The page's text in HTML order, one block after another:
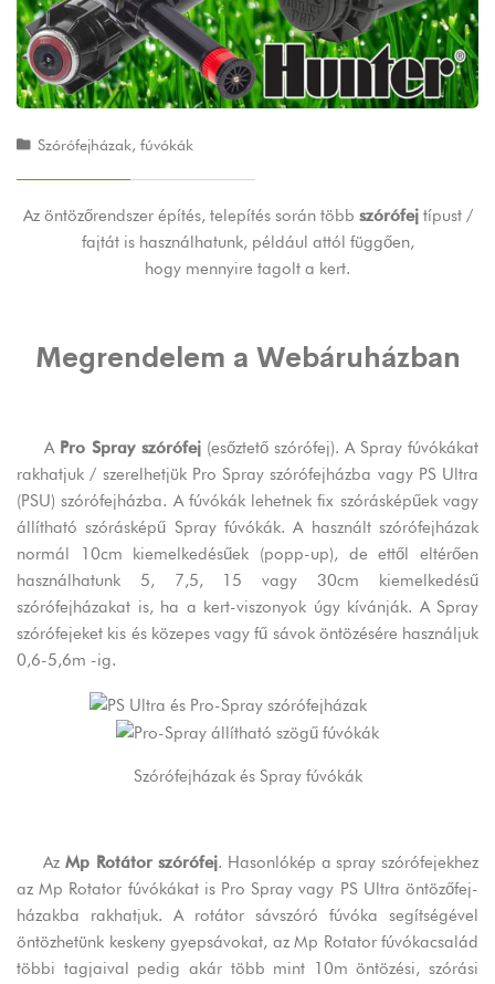
Szórófejházak, fúvókák
Az öntözőrendszer építés, telepítés során több szórófejtípust /
fajtát is használhatunk, például attól függően,
hogy mennyire tagolt a kert.
Megrendelem a Webáruházban
A Pro Spray szórófej (esőztető szórófej). A Spray fúvókákat
rakhatjuk / szerelhetjük Pro Spray szórófejházba vagy PS Ultra
(PSU) szórófejházba. A fúvókák lehetnek fix szórásképűek vagy
állítható szórásképű Spray fúvókák. A használt szórófejházak
normál 10cm kiemelkedésűek (popp-up), de ettől eltérően
használhatunk 5, 7,5, 15 vagy 30cm kiemelkedésű
szórófejházakat is, ha a kert-viszonyok úgy kívánják. A Spray
szórófejeket kis és közepes vagy fű sávok öntözésére használjuk
0,6-5,6m -ig.
Szórófejházakés Spray fúvókák
Az Mp Rotátor szórófej. Hasonlókép a spray szórófejekhez
az Mp Rotator fúvókákat is Pro Spray vagy PS Ultra öntözőfej-
házakba rakhatjuk. A rotátor sávszóró fúvóka segítségével
öntözhetünk keskeny gyepsávokat, az Mp Rotator fúvókacsalád
többi tagjaival pedig akár több mint 10m öntözési, szórási